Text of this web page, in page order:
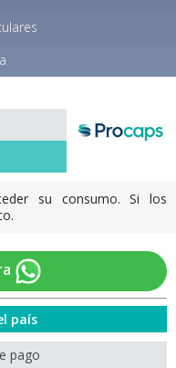
su consumo. Si los
país
pago